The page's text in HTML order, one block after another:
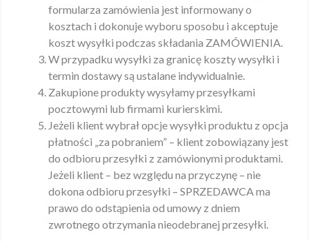
formularza zamówienia jest informowany o
kosztach i dokonuje wyboru sposobu i akceptuje
koszt wysyłki podczas składania ZAMÓWIENIA.
W przypadku wysyłki za granicę koszty wysyłki i
termin dostawy są ustalane indywidualnie.
Zakupione produkty wysyłamy przesyłkami
pocztowymi lub firmami kurierskimi.
Jeżeli klient wybrał opcje wysyłki produktu z opcja
płatności „za pobraniem” – klient zobowiązany jest
do odbioru przesyłki z zamówionymi produktami.
Jeżeli klient – bez względu na przyczynę – nie
dokona odbioru przesyłki – SPRZEDAWCA ma
prawo do odstąpienia od umowy z dniem
zwrotnego otrzymania nieodebranej przesyłki.